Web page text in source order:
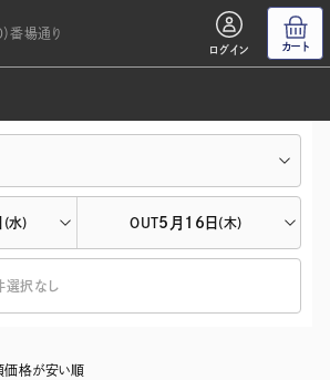
番場通り
ログイン カート
(水) OUT5月16日 (木)
選択なし
価格が安い順